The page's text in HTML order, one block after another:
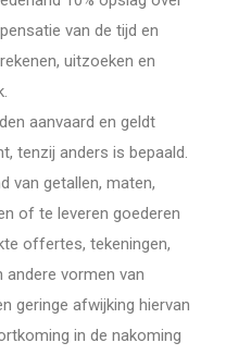
van de tijd en
uitzoeken en
aanvaard en geldt
tenzij anders is bepaald.
van getallen, maten,
of te leveren goederen
offertes, tekeningen,
andere vormen van
geringe afwijking hiervan
in de nakoming